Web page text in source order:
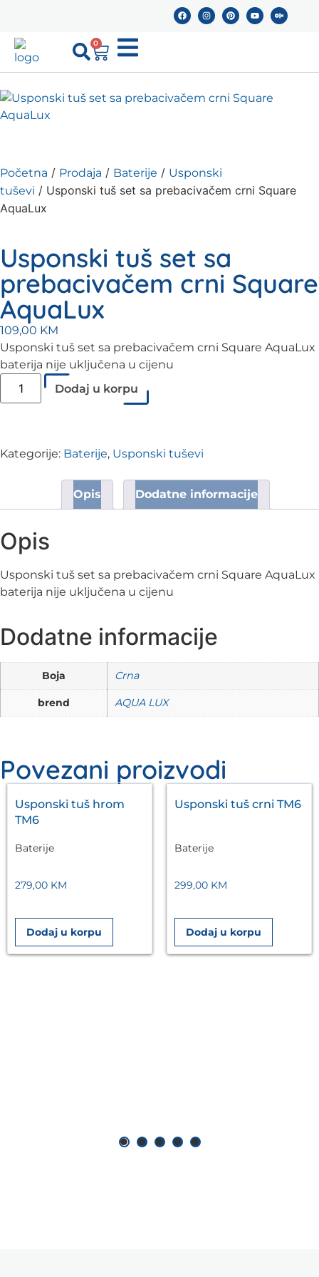
0
Početna / Prodaja / Baterije / Usponski
tuševi / Usponski tuš set sa prebacivačem crni Square
AquaLux
Usponski tuš set sa
prebacivačem crni Square
AquaLux
109,00 KM
Usponski tuš set sa prebacivačem crni Square AquaLux
baterija nije uključena u cijenu
Dodaj u korpu
Kategorije: Baterije, Usponski tuševi
Opis Dodatne informacije
Opis
Usponski tuš set sa prebacivačem crni Square AquaLux
baterija nije uključena u cijenu
Dodatne informacije
Boja Crna
brend AQUA LUX
Povezani proizvodi
Usponski tuš hrom
TM6
Baterije
279,00 KM
Dodaj u korpu
Usponski tuš crni TM6
Baterije
299,00 KM
Dodaj u korpu